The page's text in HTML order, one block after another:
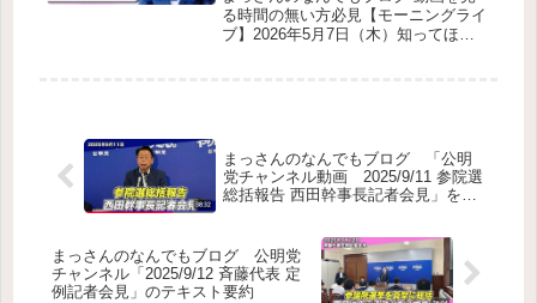
の政治観）今後の予定（番組告知）
処罰強化（3面）締めの言葉
のニュースを厳選！いさ進一
が生解説する新聞情報【 15分
る時間の無い方必見【モーニングライ
ブ】2026年5月7日（木）知ってほし
日開始）について🔸 寄付に関する主
なQ&A🔸 寄付額による“お礼の差”につ
いて昨夜ポストした“長文の手紙”につ
いて🔸 内容の背景🔸 地域で言われる
値🔸 中道に参加した理由🔸 世代を超
えた“共有してきた思い”🔸 中道の政策
形成の特徴最後のメッセージ
まっさんのなんでもブログ 「公明
党チャンネル動画 2025/9/11 参院選
総括報告 西田幹事長記者会見」をテ
まっさんのなんでもブログ 公明党
チャンネル「2025/9/12 斉藤代表 定
例記者会見」のテキスト要約